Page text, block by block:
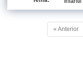
« Anterior